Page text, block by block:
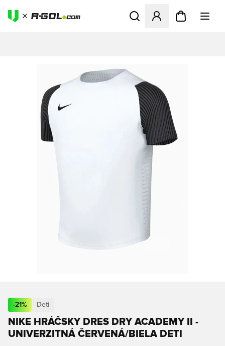
Otvorí modál na
-21% Deti
NIKE HRÁČSKY DRES DRY ACADEMY II -
UNIVERZITNÁ ČERVENÁ/BIELA DETI